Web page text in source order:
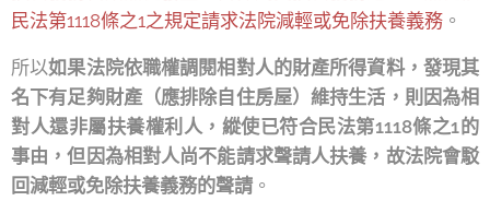
民法第1118條之1之規定請求法院減輕或免除扶養義務 。
所以如果法院依職權調閱相對人的財產所得資料，發現其
名下有足夠財產（應排除自住房屋）維持生活，則因為相
對人還非屬扶養權利人，縱使已符合民法第1118條之1的
事由，但因為相對人尚不能請求聲請人扶養，故法院會駁
回減輕或免除扶養義務的聲請 。